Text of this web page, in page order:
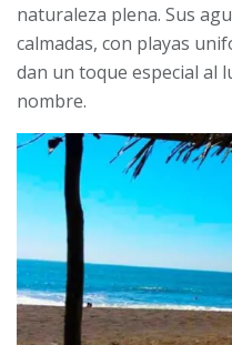
naturaleza plena. Sus
calmadas, con playas
dan un toque especial al
nombre.